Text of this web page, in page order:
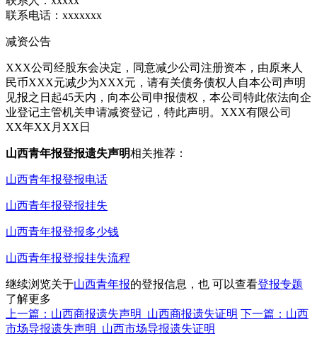
联系电话：xxxxxxx
减资公告
XXX公司经股东会决定，同意减少公司注册资本，由原来人
民币XXX元减少为XXX元，请有关债务债权人自本公司声明
见报之日起45天内，向本公司申报债权，本公司特此依法向企
业登记主管机关申请减资登记，特此声明。XXX有限公司
XX年XX月XX日
山西青年报登报遗失声明相关推荐：
山西青年报登报电话
山西青年报登报挂失
山西青年报登报多少钱
山西青年报登报挂失流程
继续浏览关于山西青年报的登报信息，也 可以查看登报专题
了解更多
上一篇：山西商报遗失声明_山西商报遗失证明 下一篇：山西
市场导报遗失声明_山西市场导报遗失证明